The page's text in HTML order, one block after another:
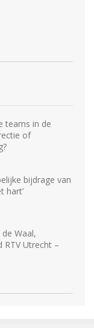
teams in de
of
bijdrage van
hart’
Waal,
Utrecht –